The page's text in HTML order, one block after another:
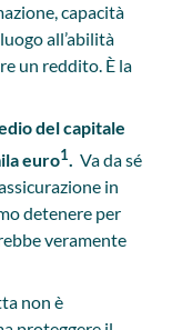
capacità
all’abilità
un reddito. È la
del capitale
euro1. Va da sé
in
detenere per
veramente
non è